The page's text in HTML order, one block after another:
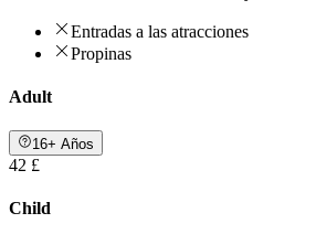
Entradas a las atracciones
Propinas
Adult
16+ Años
42 £
Child